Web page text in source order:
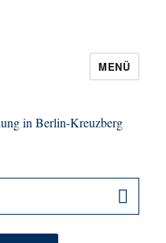
in
MENÜ